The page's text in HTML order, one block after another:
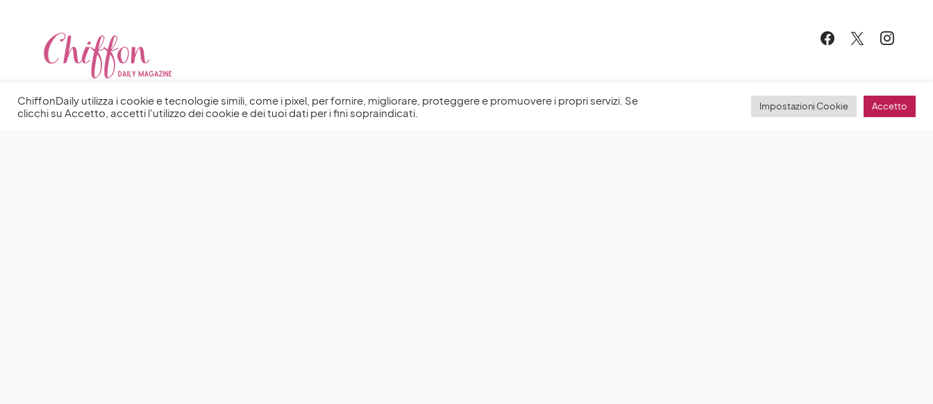
ChiffonDaily utilizza i cookie e tecnologie simili, come i pixel, per fornire, migliorare, proteggere e promuovere i propri servizi. Se
clicchi su Accetto, accetti l'utilizzo dei cookie e dei tuoi dati per i fini sopraindicati.
Impostazioni Cookie Accetto